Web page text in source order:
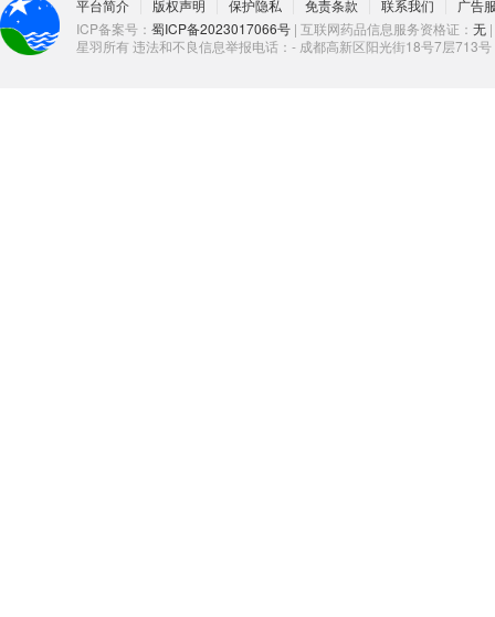
平台简介 版权声明 保护隐私 免责条款 联系我们
广告
ICP备案号： 蜀ICP备2023017066号| 互联网药品信息服务资格证： 无|
星羽所有 违法和不良信息举报电话：- 成都高新区阳光街18号7层713号